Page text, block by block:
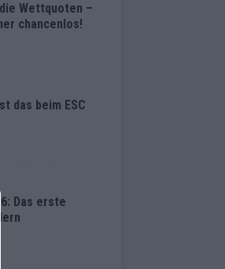
Wettquoten –
chancenlos!
das beim ESC
Das erste